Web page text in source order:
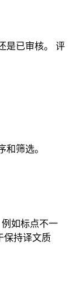
是已审核。 评
和筛选。
如标点不一
保持译文质